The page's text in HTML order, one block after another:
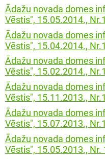
Ādažu novada domes
Vēstis", 15.05.2014.,
Ādažu novada domes
Vēstis", 15.04.2014.,
Ādažu novada domes
Vēstis", 15.02.2014.,
Ādažu novada domes
Vēstis", 15.11.2013.,
Ādažu novada domes
Vēstis", 15.07.2013.,
Ādažu novada domes
Vēstis", 15.05.2013., Nr.